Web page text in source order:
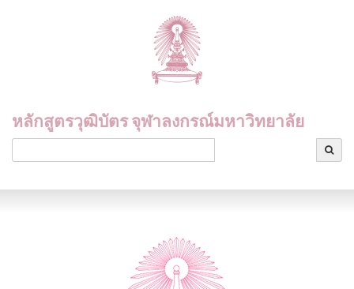
หลักสูตรวุฒิบัตร จุฬาลงกรณ์มหาวิทยาลัย